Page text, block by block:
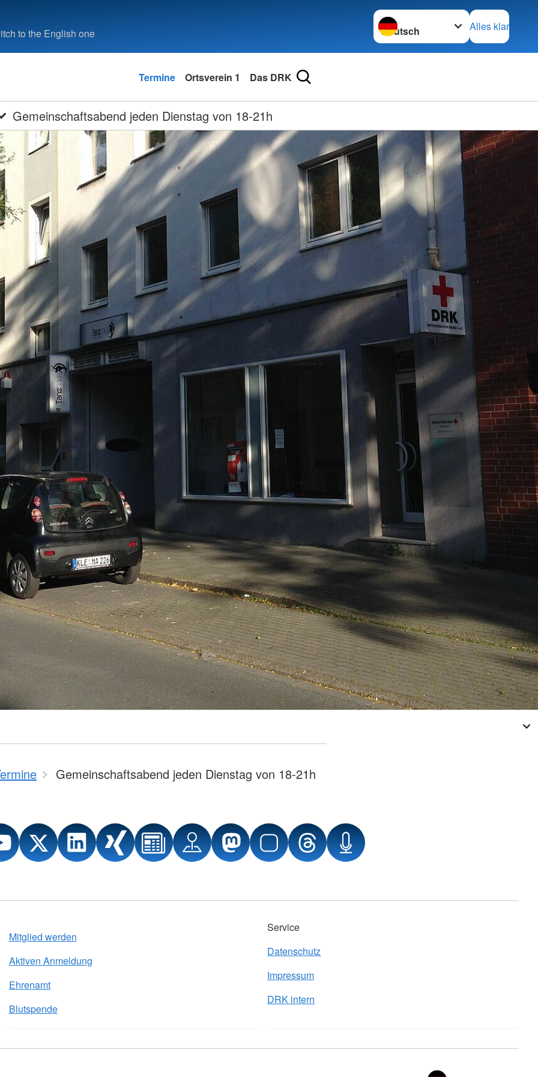
to the English one
Sprache wechseln zu
Alles klar
Termine Ortsverein 1 Das DRK
Gemeinschaftsabend jeden Dienstag von 18-21h
Gemeinschaftsabend jeden Dienstag von 18-21h
Mitglied werden
Aktiven Anmeldung
Ehrenamt
Blutspende
Service
Datenschutz
Impressum
DRK intern
Sprache wechseln zu